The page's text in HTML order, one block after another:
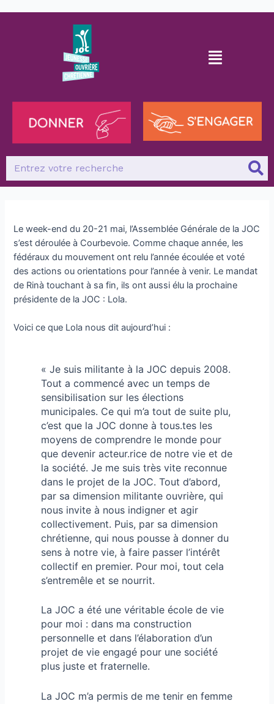
Le week-end du 20-21 mai, l’Assemblée Générale de la JOC
s’est déroulée à Courbevoie. Comme chaque année, les
fédéraux du mouvement ont relu l’année écoulée et voté
des actions ou orientations pour l’année à venir. Le mandat
de Rinà touchant à sa fin, ils ont aussi élu la prochaine
présidente de la JOC : Lola.
Voici ce que Lola nous dit aujourd’hui :
« Je suis militante à la JOC depuis 2008.
Tout a commencé avec un temps de
sensibilisation sur les élections
municipales. Ce qui m’a tout de suite plu,
c’est que la JOC donne à tous.tes les
moyens de comprendre le monde pour
que devenir acteur.rice de notre vie et de
la société. Je me suis très vite reconnue
dans le projet de la JOC. Tout d’abord,
par sa dimension militante ouvrière, qui
nous invite à nous indigner et agir
collectivement. Puis, par sa dimension
chrétienne, qui nous pousse à donner du
sens à notre vie, à faire passer l’intérêt
collectif en premier. Pour moi, tout cela
s’entremêle et se nourrit.
La JOC a été une véritable école de vie
pour moi : dans ma construction
personnelle et dans l’élaboration d’un
projet de vie engagé pour une société
plus juste et fraternelle.
La JOC m’a permis de me tenir en femme